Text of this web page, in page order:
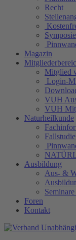
Recht
Magazin
Mitglied
Login-
VUH
VUH
Naturheilkunde
Ausbildung
Aus- &
Foren
Kontakt